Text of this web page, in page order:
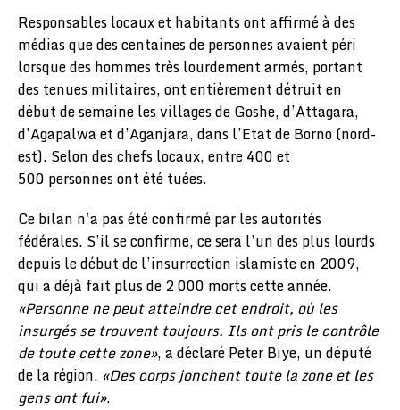
Responsables locaux et habitants ont affirmé à des
médias que des centaines de personnes avaient péri
lorsque des hommes très lourdement armés, portant
des tenues militaires, ont entièrement détruit en
début de semaine les villages de Goshe, d’Attagara,
d’Agapalwa et d’Aganjara, dans l’Etat de Borno (nord-
est). Selon des chefs locaux, entre 400 et
500 personnes ont été tuées.
Ce bilan n’a pas été confirmé par les autorités
fédérales. S’il se confirme, ce sera l’un des plus lourds
depuis le début de l’insurrection islamiste en 2009,
qui a déjà fait plus de 2 000 morts cette année.
«Personne ne peut atteindre cet endroit, où les
insurgés se trouvent toujours. Ils ont pris le contrôle
de toute cette zone», a déclaré Peter Biye, un député
de la région. «Des corps jonchent toute la zone et les
gens ont fui».